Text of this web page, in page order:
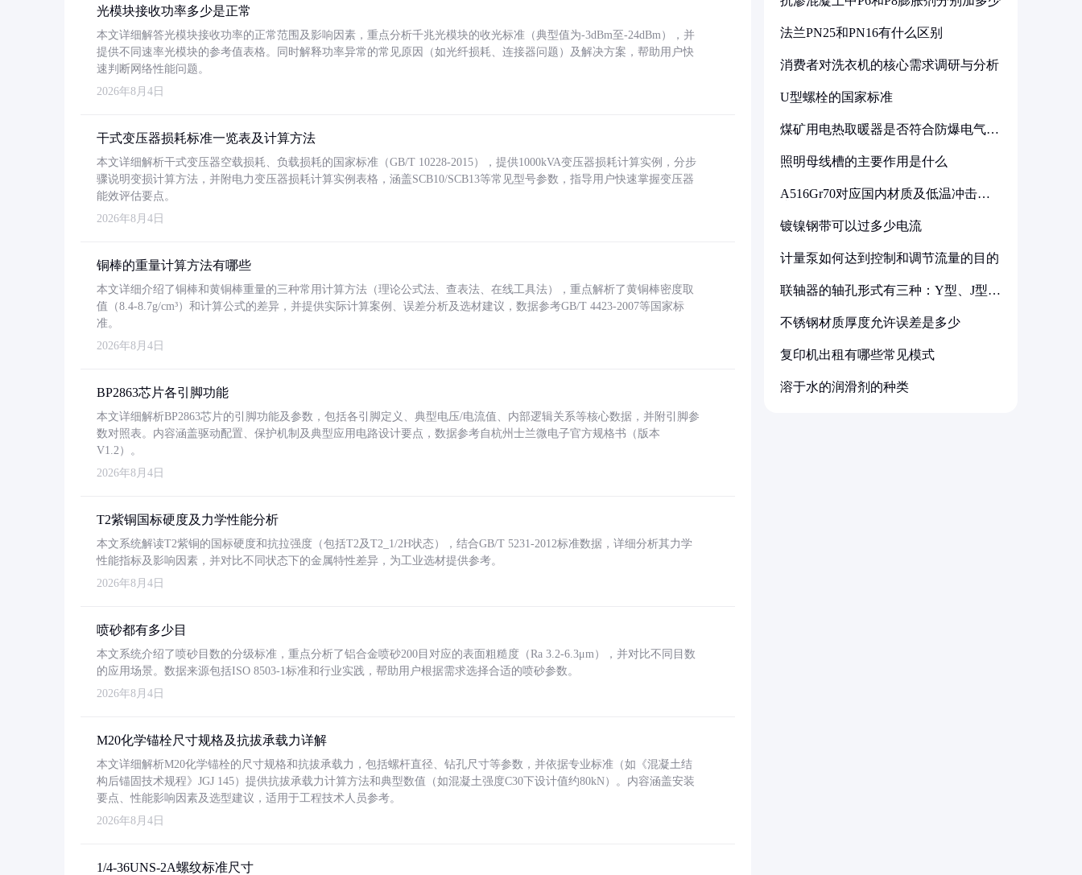
光模块接收功率多少是正常
本文详细解答光模块接收功率的正常范围及影响因素，重点分析千兆光模块的收光标准（典型值为-3dBm至-24dBm），并
提供不同速率光模块的参考值表格。同时解释功率异常的常见原因（如光纤损耗、连接器问题）及解决方案，帮助用户快
速判断网络性能问题。
2026年8月4日
干式变压器损耗标准一览表及计算方法
本文详细解析干式变压器空载损耗、负载损耗的国家标准（GB/T 10228-2015），提供1000kVA变压器损耗计算实例，分步
骤说明变损计算方法，并附电力变压器损耗计算实例表格，涵盖SCB10/SCB13等常见型号参数，指导用户快速掌握变压器
能效评估要点。
2026年8月4日
铜棒的重量计算方法有哪些
本文详细介绍了铜棒和黄铜棒重量的三种常用计算方法（理论公式法、查表法、在线工具法），重点解析了黄铜棒密度取
值（8.4-8.7g/cm³）和计算公式的差异，并提供实际计算案例、误差分析及选材建议，数据参考GB/T 4423-2007等国家标
准。
2026年8月4日
BP2863芯片各引脚功能
本文详细解析BP2863芯片的引脚功能及参数，包括各引脚定义、典型电压/电流值、内部逻辑关系等核心数据，并附引脚参
数对照表。内容涵盖驱动配置、保护机制及典型应用电路设计要点，数据参考自杭州士兰微电子官方规格书（版本
V1.2）。
2026年8月4日
T2紫铜国标硬度及力学性能分析
本文系统解读T2紫铜的国标硬度和抗拉强度（包括T2及T2_1/2H状态），结合GB/T 5231-2012标准数据，详细分析其力学
性能指标及影响因素，并对比不同状态下的金属特性差异，为工业选材提供参考。
2026年8月4日
喷砂都有多少目
本文系统介绍了喷砂目数的分级标准，重点分析了铝合金喷砂200目对应的表面粗糙度（Ra 3.2-6.3μm），并对比不同目数
的应用场景。数据来源包括ISO 8503-1标准和行业实践，帮助用户根据需求选择合适的喷砂参数。
2026年8月4日
M20化学锚栓尺寸规格及抗拔承载力详解
本文详细解析M20化学锚栓的尺寸规格和抗拔承载力，包括螺杆直径、钻孔尺寸等参数，并依据专业标准（如《混凝土结
构后锚固技术规程》JGJ 145）提供抗拔承载力计算方法和典型数值（如混凝土强度C30下设计值约80kN）。内容涵盖安装
要点、性能影响因素及选型建议，适用于工程技术人员参考。
2026年8月4日
1/4-36UNS-2A螺纹标准尺寸
法兰PN25和PN16有什么区别
消费者对洗衣机的核心需求调研与分析
U型螺栓的国家标准
煤矿用电热取暖器是否符合防爆电气设
照明母线槽的主要作用是什么
A516Gr70对应国内材质及低温冲击要
镀镍钢带可以过多少电流
计量泵如何达到控制和调节流量的目的
联轴器的轴孔形式有三种：Y型、J型、
不锈钢材质厚度允许误差是多少
复印机出租有哪些常见模式
溶于水的润滑剂的种类